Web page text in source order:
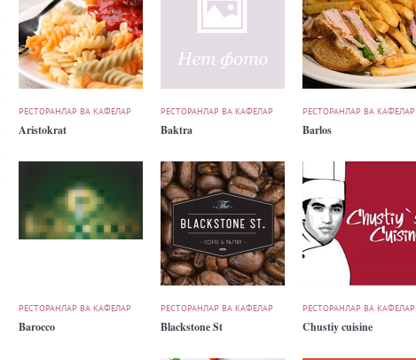
РЕСТОРАНЛАР ВА КАФЕЛАР
Aristokrat
РЕСТОРАНЛАР ВА КАФЕЛАР
Baktra
РЕСТОРАНЛАР ВА КАФЕЛАР
Barlos
РЕСТОРАНЛАР ВА КАФЕЛАР
Barocco
РЕСТОРАНЛАР ВА КАФЕЛАР
Blackstone St
РЕСТОРАНЛАР ВА КАФЕЛАР
Chustiy cuisine